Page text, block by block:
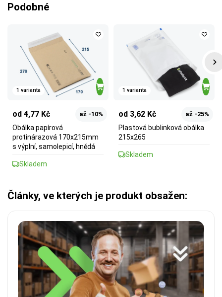
Podobné
1 varianta
od 4,77 Kč až -10%
Obálka papírová
protinárazová 170x215mm
s výplní, samolepicí, hnědá
Skladem
1 varianta
od 3,62 Kč až -25%
Plastová bublinková obálka
215x265
Skladem
Články, ve kterých je produkt obsažen: